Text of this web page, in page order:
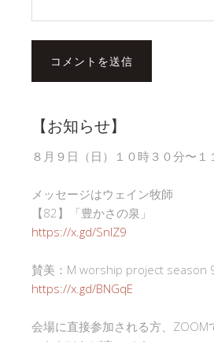
【お知らせ】
８月９日（日）１０時３０分〜１
メッセージはウェイン牧師
【82】「豊かさの泉」
https://x.gd/SnlZ9
賛美：M worship project season
https://x.gd/BNGqE
会場に直接参加される方、ZOOM